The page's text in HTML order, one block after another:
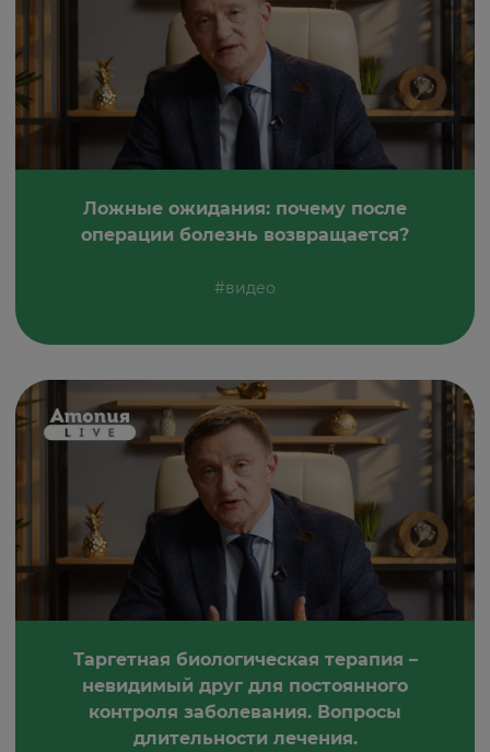
Ложные ожидания: почему после
операции болезнь возвращается?
#видео
Таргетная биологическая терапия –
невидимый друг для постоянного
контроля заболевания. Вопросы
длительности лечения.